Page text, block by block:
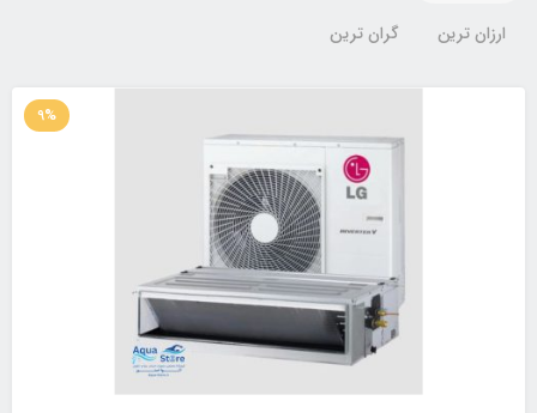
ارزان ترین گران ترین
9%